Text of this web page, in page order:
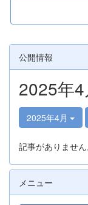
公開情報
2025年
2025年4月
記事がありません
メニュー